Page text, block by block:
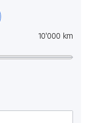
10'000 km